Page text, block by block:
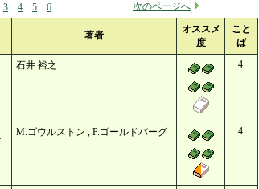
3 4 5 6 次のページへ
著者
オススメ
度
こと
ば
石井 裕之 4
M.ゴウルストン , P.ゴールドバーグ 4